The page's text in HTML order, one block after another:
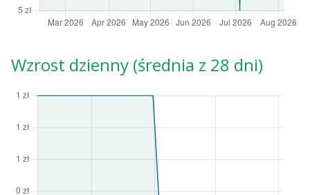
Wzrost dzienny (średnia z 28 dni)